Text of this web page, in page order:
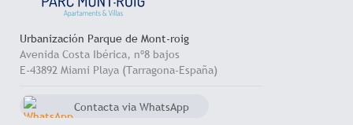
Urbanización Parque de Mont-roig
Avenida Costa Ibérica, nº8 bajos
E-43892 Miami Playa (Tarragona-España)
Contacta via WhatsApp